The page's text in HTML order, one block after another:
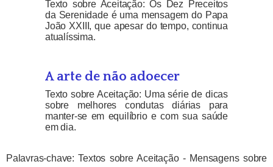
Texto sobre Aceitação: Os Dez Preceitos
da Serenidade é uma mensagem do Papa
João XXIII, que apesar do tempo, continua
atualíssima.
A arte de não adoecer
Texto sobre Aceitação: Uma série de dicas
sobre melhores condutas diárias para
manter-se em equilíbrio e com sua saúde
em dia.
Palavras-chave: Textos sobre Aceitação - Mensagens sobre